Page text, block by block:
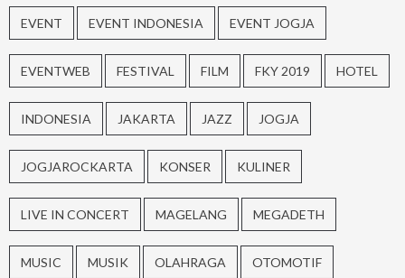
EVENT EVENT INDONESIA EVENT JOGJA
EVENTWEB FESTIVAL FILM FKY 2019 HOTEL
INDONESIA JAKARTA JAZZ JOGJA
JOGJAROCKARTA KONSER KULINER
LIVE IN CONCERT MAGELANG MEGADETH
MUSIC MUSIK OLAHRAGA OTOMOTIF